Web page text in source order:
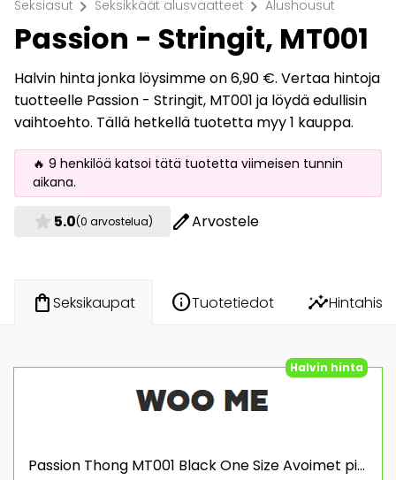
Seksiasut chevron_right Seksikkäät alusvaatteet chevron_right Alushousut
Passion - Stringit, MT001
Halvin hinta jonka löysimme on 6,90 €. Vertaa hintoja
tuotteelle Passion - Stringit, MT001 ja löydä edullisin
vaihtoehto. Tällä hetkellä tuotetta myy 1 kauppa.
🔥 9 henkilöä katsoi tätä tuotetta viimeisen tunnin
aikana.
star 5.0(0 arvostelua) editArvostele
shopping_bagSeksikaupat infoTuotetiedot insights
Halvin hinta
Passion Thong MT001 Black One Size Avoimet pikkuhousut